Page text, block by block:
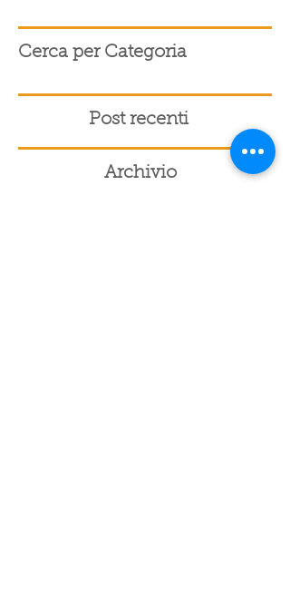
Cerca per Categoria
Post recenti
Archivio